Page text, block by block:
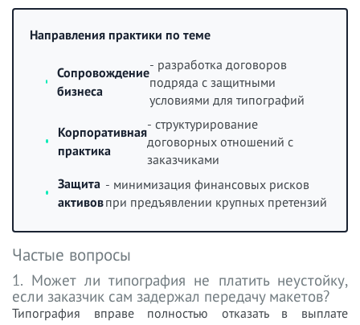
Направления практики по теме
Сопровождение
бизнеса
- разработка договоров
подряда с защитными
условиями для типографий
Корпоративная
практика
- структурирование
договорных отношений с
заказчиками
Защита
активов
- минимизация финансовых рисков
при предъявлении крупных претензий
Частые вопросы
1. Может ли типография не платить неустойку,
если заказчик сам задержал передачу макетов?
Типография вправе полностью отказать в выплате